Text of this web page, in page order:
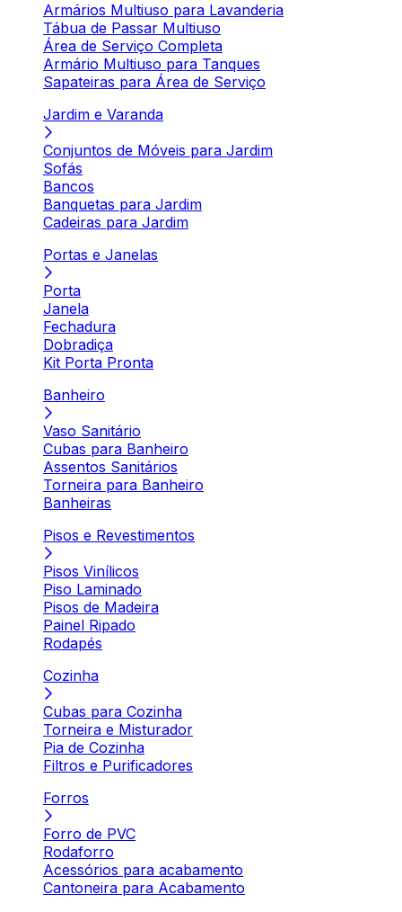
Armários Multiuso para Lavanderia
Tábua de Passar Multiuso
Área de Serviço Completa
Armário Multiuso para Tanques
Sapateiras para Área de Serviço
Jardim e Varanda
Conjuntos de Móveis para Jardim
Sofás
Bancos
Banquetas para Jardim
Cadeiras para Jardim
Portas e Janelas
Porta
Janela
Fechadura
Dobradiça
Kit Porta Pronta
Banheiro
Vaso Sanitário
Cubas para Banheiro
Assentos Sanitários
Torneira para Banheiro
Banheiras
Pisos e Revestimentos
Pisos Vinílicos
Piso Laminado
Pisos de Madeira
Painel Ripado
Rodapés
Cozinha
Cubas para Cozinha
Torneira e Misturador
Pia de Cozinha
Filtros e Purificadores
Forros
Forro de PVC
Rodaforro
Acessórios para acabamento
Cantoneira para Acabamento